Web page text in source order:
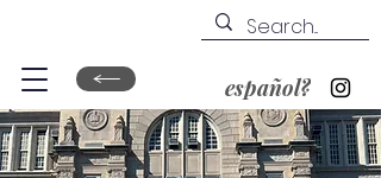
español?